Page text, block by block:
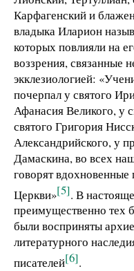
Карфагенский и
владыка Иларион
которых повлияли на
воззрения, связанные
экклезиологией:
почерпал у святого
Афанасия Великого, у
святого Григория
Александрийского, у
Дамаскина, во всех
говорят
Церкви»[5]. В
преимущественно тех
были восприняты
литературного
писателей[6].